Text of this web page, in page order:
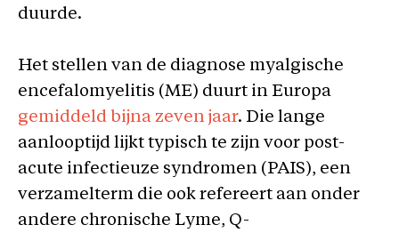
duurde.
Het stellen van de diagnose myalgische
encefalomyelitis (ME) duurt in Europa
gemiddeld bijna zeven jaar. Die lange
aanlooptijd lijkt typisch te zijn voor post-
acute infectieuze syndromen (PAIS), een
verzamelterm die ook refereert aan onder
andere chronische Lyme, Q-